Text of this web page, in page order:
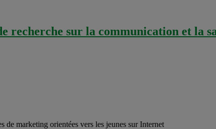
recherche sur la communication et la
de marketing orientées vers les jeunes sur Internet